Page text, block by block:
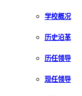
学校概况
历史沿革
历任领导
现任领导